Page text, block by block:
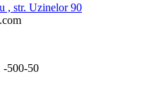
, str. Uzinelor 90
-500-50